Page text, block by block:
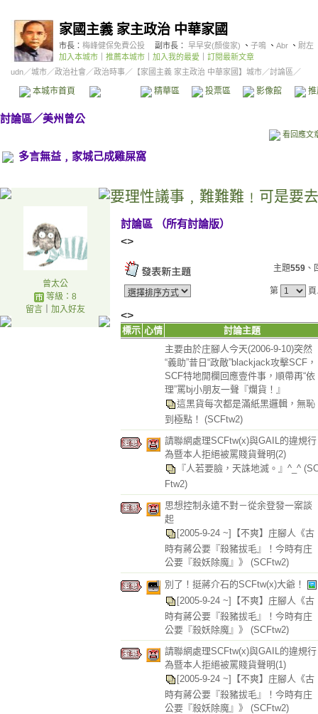
家國主義 家主政治 中華家國
市長： 梅峰健保免費公投 副市長： 早早安(顏俊家) 、 子鳴 、 Abr 、 尉左
加入本城市
推薦本城市 加入我的最愛
訂閱最新文章
udn／城市／政治社會 ／政治時事／ 【家國主義 家主政治 中華家國】城市／討論區／
本城市首頁 精華區 投票區 影像館
討論區／美州曾公
看回應文
多言無益﹐家城己成雞屎窩
曾太公
等級：8
留言｜ 加入好友
要理性議事﹐難難難﹗可是要
討論區 （所有討論版）
<>
主題559 、
第
<>
標示 心情
討論主題
主要由於庄腳人今天(2006-9-10)突然
“義助”昔日“政敵”blackjack攻擊SCF，
SCF特地開欄回應壹件事，順帶再“依
理”罵bj小朋友一聲『爛貨！』
這黑貨每次都是滿紙黑邏輯，無恥
到極點！ (SCFtw2)
請聯網處理SCFtw(x)與GAIL的違規行
為暨本人拒絕被罵賤貨聲明(2)
『人若要臉，天誅地滅。』^_^
Ftw2)
思想控制永遠不對－從余登發一案談
起
[2005-9-24 ~]【不爽】庄腳人《古
時有蔣公要『殺豬拔毛』！今時有庄
公要『殺妖除魔』》 (SCFtw2)
別了！挺蔣介石的SCFtw(x)大爺！
[2005-9-24 ~]【不爽】庄腳人《古
時有蔣公要『殺豬拔毛』！今時有庄
公要『殺妖除魔』》 (SCFtw2)
請聯網處理SCFtw(x)與GAIL的違規行
為暨本人拒絕被罵賤貨聲明(1)
[2005-9-24 ~]【不爽】庄腳人《古
時有蔣公要『殺豬拔毛』！今時有庄
公要『殺妖除魔』》 (SCFtw2)